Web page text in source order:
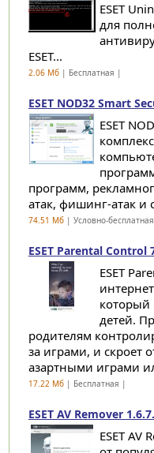
ESET
для
ESET...
2.06 Мб| Бесплатная |
ESET NOD32 Smart
ESET
программ,
атак, фишинг-атак и
74.51 Мб| Условно-
ESET Parental Control
ESET
который
детей.
родителям
за играми, и скроет
азартными играми
17.22 Мб| Бесплатная |
ESET AV Remover
ESET